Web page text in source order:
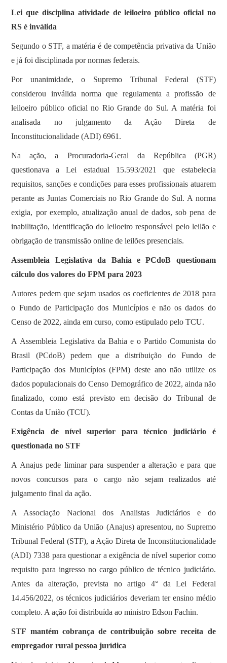
Lei que disciplina atividade de leiloeiro público oficial no
RS é inválida
Segundo o STF, a matéria é de competência privativa da União
e já foi disciplinada por normas federais.
Por unanimidade, o Supremo Tribunal Federal (STF)
considerou inválida norma que regulamenta a profissão de
leiloeiro público oficial no Rio Grande do Sul. A matéria foi
analisada no julgamento da Ação Direta de
Inconstitucionalidade (ADI) 6961.
Na ação, a Procuradoria-Geral da República (PGR)
questionava a Lei estadual 15.593/2021 que estabelecia
requisitos, sanções e condições para esses profissionais atuarem
perante as Juntas Comerciais no Rio Grande do Sul. A norma
exigia, por exemplo, atualização anual de dados, sob pena de
inabilitação, identificação do leiloeiro responsável pelo leilão e
obrigação de transmissão online de leilões presenciais.
Assembleia Legislativa da Bahia e PCdoB questionam
cálculo dos valores do FPM para 2023
Autores pedem que sejam usados os coeficientes de 2018 para
o Fundo de Participação dos Municípios e não os dados do
Censo de 2022, ainda em curso, como estipulado pelo TCU.
A Assembleia Legislativa da Bahia e o Partido Comunista do
Brasil (PCdoB) pedem que a distribuição do Fundo de
Participação dos Municípios (FPM) deste ano não utilize os
dados populacionais do Censo Demográfico de 2022, ainda não
finalizado, como está previsto em decisão do Tribunal de
Contas da União (TCU).
Exigência de nível superior para técnico judiciário é
questionada no STF
A Anajus pede liminar para suspender a alteração e para que
novos concursos para o cargo não sejam realizados até
julgamento final da ação.
A Associação Nacional dos Analistas Judiciários e do
Ministério Público da União (Anajus) apresentou, no Supremo
Tribunal Federal (STF), a Ação Direta de Inconstitucionalidade
(ADI) 7338 para questionar a exigência de nível superior como
requisito para ingresso no cargo público de técnico judiciário.
Antes da alteração, prevista no artigo 4° da Lei Federal
14.456/2022, os técnicos judiciários deveriam ter ensino médio
completo. A ação foi distribuída ao ministro Edson Fachin.
STF mantém cobrança de contribuição sobre receita de
empregador rural pessoa jurídica